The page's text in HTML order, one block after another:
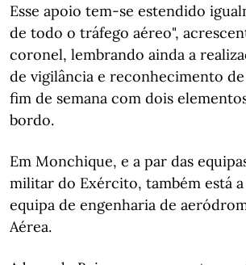
Esse apoio tem-se estendido
de todo o tráfego aéreo",
coronel, lembrando ainda a
de vigilância e reconhecimento
fim de semana com dois
bordo.
Em Monchique, e a par das
militar do Exército, também está
equipa de engenharia de
Aérea.